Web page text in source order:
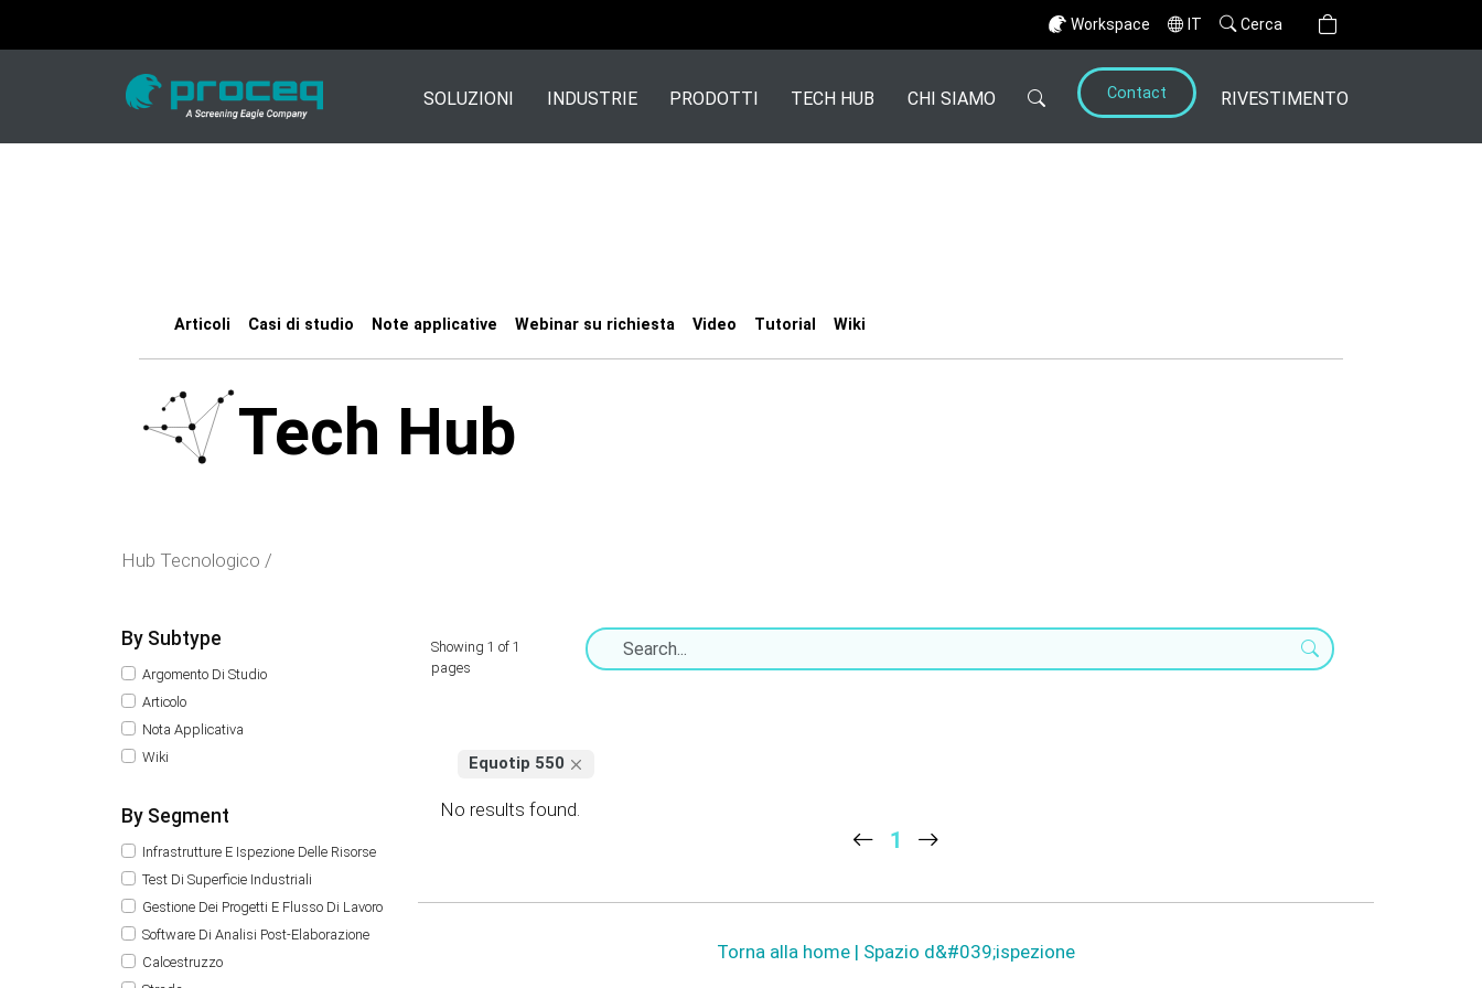
Workspace IT Cerca
SOLUZIONI INDUSTRIE PRODOTTI TECH HUB CHI SIAMO Contact RIVESTIMENTO
Articoli Casi di studio Note applicative Webinar su richiesta Video Tutorial Wiki
Tech Hub
Hub Tecnologico /
By Subtype
Argomento Di Studio
Articolo
Nota Applicativa
Wiki
By Segment
Infrastrutture E Ispezione Delle Risorse
Test Di Superficie Industriali
Gestione Dei Progetti E Flusso Di Lavoro
Software Di Analisi Post-Elaborazione
Calcestruzzo
Showing 1 of 1
pages
Equotip 550
No results found.
1
Torna alla home | Spazio d&#039;ispezione